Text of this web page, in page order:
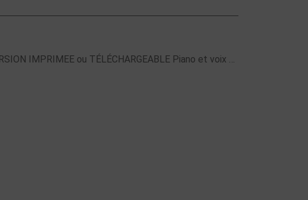
IMPRIMEE ou TÉLÉCHARGEABLE Piano et voix …